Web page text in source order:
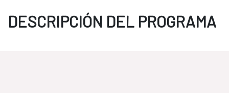
DESCRIPCIÓN DEL PROGRAMA